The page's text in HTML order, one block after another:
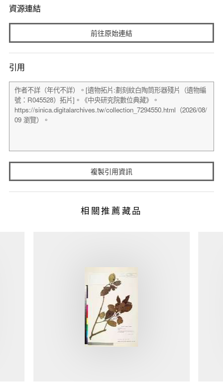
資源連結
前往原始連結
引用
複製引用資訊
相關推薦藏品